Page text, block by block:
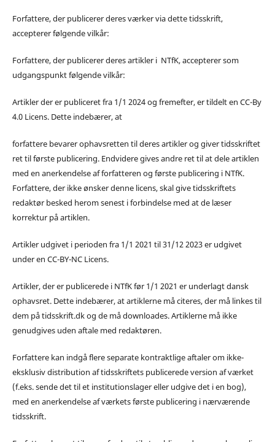
Forfattere, der publicerer deres værker via dette tidsskrift,
accepterer følgende vilkår:
Forfattere, der publicerer deres artikler i NTfK, accepterer som
udgangspunkt følgende vilkår:
Artikler der er publiceret fra 1/1 2024 og fremefter, er tildelt en CC-By
4.0 Licens. Dette indebærer, at
forfattere bevarer ophavsretten til deres artikler og giver tidsskriftet
ret til første publicering. Endvidere gives andre ret til at dele artiklen
med en anerkendelse af forfatteren og første publicering i NTfK.
Forfattere, der ikke ønsker denne licens, skal give tidsskriftets
redaktør besked herom senest i forbindelse med at de læser
korrektur på artiklen.
Artikler udgivet i perioden fra 1/1 2021 til 31/12 2023 er udgivet
under en CC-BY-NC Licens.
Artikler, der er publicerede i NTfK før 1/1 2021 er underlagt dansk
ophavsret. Dette indebærer, at artiklerne må citeres, der må linkes til
dem på tidsskrift.dk og de må downloades. Artiklerne må ikke
genudgives uden aftale med redaktøren.
Forfattere kan indgå flere separate kontraktlige aftaler om ikke-
eksklusiv distribution af tidsskriftets publicerede version af værket
(f.eks. sende det til et institutionslager eller udgive det i en bog),
med en anerkendelse af værkets første publicering i nærværende
tidsskrift.